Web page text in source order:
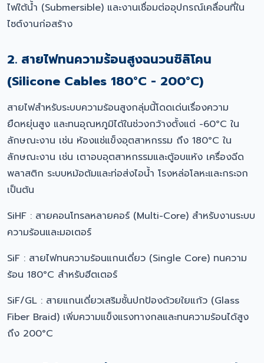
ไฟใต้น้ำ (Submersible) และงานเชื่อมต่ออุปกรณ์เคลื่อนที่ใน
ไซต์งานก่อสร้าง
2. สายไฟทนความร้อนสูงฉนวนซิลิโคน
(Silicone Cables 180°C - 200°C)
สายไฟสำหรับระบบความร้อนสูงกลุ่มนี้โดดเด่นเรื่องความ
ยืดหยุ่นสูง และทนอุณหภูมิได้ในช่วงกว้างตั้งแต่ -60°C ใน
ลักษณะงาน เช่น ห้องแช่แข็งอุตสาหกรรม ถึง 180°C ใน
ลักษณะงาน เช่น เตาอบอุตสาหกรรมและตู้อบแห้ง เครื่องฉีด
พลาสติก ระบบหม้อต้มและท่อส่งไอน้ำ โรงหล่อโลหะและกระจก
เป็นต้น
SiHF : สายคอนโทรลหลายคอร์ (Multi-Core) สำหรับงานระบบ
ความร้อนและมอเตอร์
SiF : สายไฟทนความร้อนแกนเดี่ยว (Single Core) ทนความ
ร้อน 180°C สำหรับฮีตเตอร์
SiF/GL : สายแกนเดี่ยวเสริมชั้นปกป้องด้วยใยแก้ว (Glass
Fiber Braid) เพิ่มความแข็งแรงทางกลและทนความร้อนได้สูง
ถึง 200°C